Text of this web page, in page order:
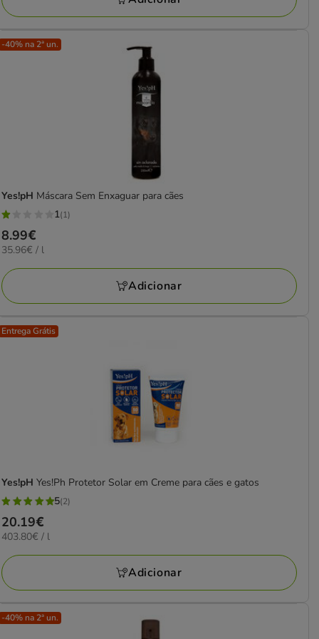
avaliações
-40% na 2ª un.
Yes!pH Máscara Sem Enxaguar para cães
1
estrelas
com
1
avaliações
1(1)
Preço
8.99€
8.99€
35.96€
L
35.96€ / l
Adicionar
Entrega Grátis
Yes!pH Yes!Ph Protetor Solar em Creme para cães e gatos
5
estrelas
com
2
avaliações
5(2)
Preço
20.19€
20.19€
403.80€
L
403.80€ / l
Adicionar
-40% na 2ª un.